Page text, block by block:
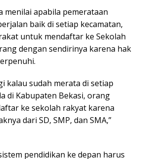
menilai apabila pemerataan
baik di setiap kecamatan,
untuk mendaftar ke Sekolah
dengan sendirinya karena hak
kalau sudah merata di setiap
di Kabupaten Bekasi, orang
ke sekolah rakyat karena
dari SD, SMP, dan SMA,”
pendidikan ke depan harus